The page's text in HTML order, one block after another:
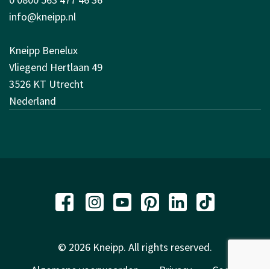
info@kneipp.nl
Kneipp Benelux
Vliegend Hertlaan 49
3526 KT Utrecht
Nederland
© 2026 Kneipp. All rights reserved.